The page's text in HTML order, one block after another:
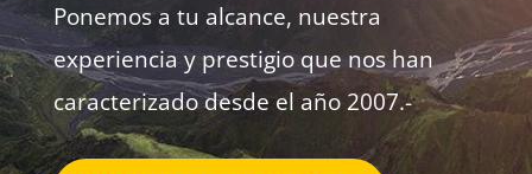
Ponemos a tu alcance, nuestra
experiencia y prestigio que nos han
caracterizado desde el año 2007.-